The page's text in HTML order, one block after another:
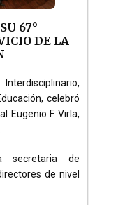
67°
DE LA
celebró
Eugenio F. Virla,
secretaria de
de nivel